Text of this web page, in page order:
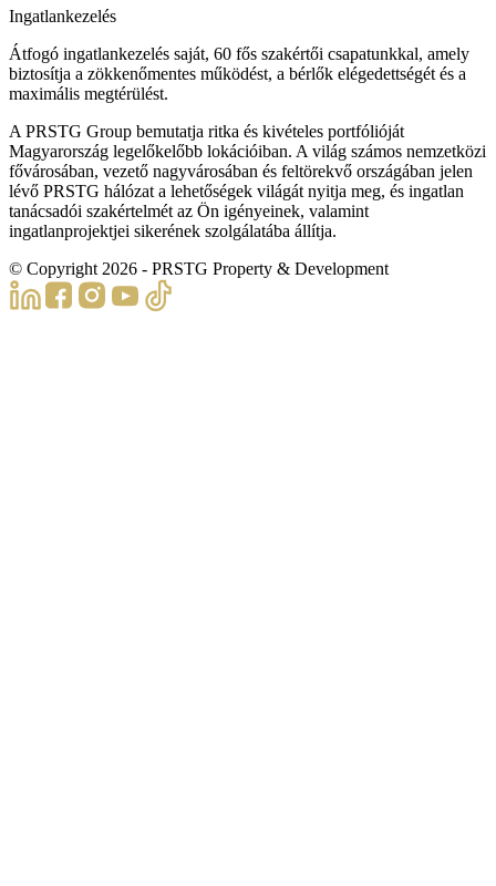
Ingatlankezelés
Átfogó ingatlankezelés saját, 60 fős szakértői csapatunkkal, amely
biztosítja a zökkenőmentes működést, a bérlők elégedettségét és a
maximális megtérülést.
A PRSTG Group bemutatja ritka és kivételes portfólióját
Magyarország legelőkelőbb lokációiban. A világ számos nemzetközi
fővárosában, vezető nagyvárosában és feltörekvő országában jelen
lévő PRSTG hálózat a lehetőségek világát nyitja meg, és ingatlan
tanácsadói szakértelmét az Ön igényeinek, valamint
ingatlanprojektjei sikerének szolgálatába állítja.
© Copyright 2026 - PRSTG Property & Development